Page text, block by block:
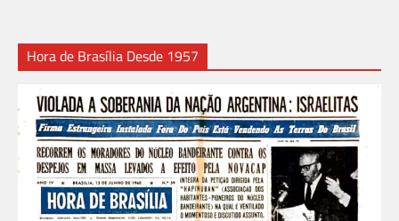
Hora de Brasília Desde 1957